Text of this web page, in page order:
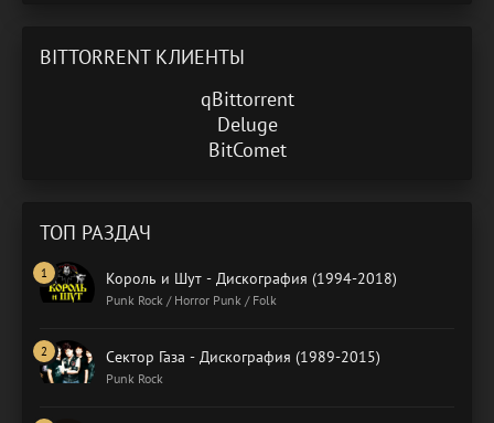
BITTORRENT КЛИЕНТЫ
qBittorrent
Deluge
BitComet
ТОП РАЗДАЧ
Король и Шут - Дискография (1994-2018)
Punk Rock / Horror Punk / Folk
Сектор Газа - Дискография (1989-2015)
Punk Rock